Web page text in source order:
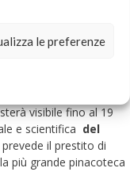
le preferenze
visibile fino al 19
e scientifica del
il prestito di
più grande pinacoteca